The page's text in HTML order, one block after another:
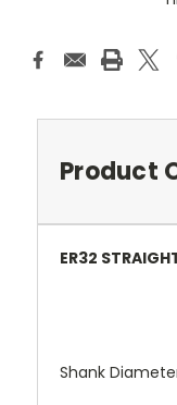
Product
ER32
Shank